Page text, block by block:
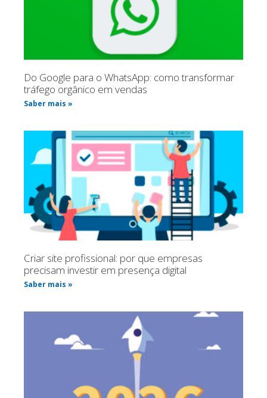
Do Google para o WhatsApp: como transformar
tráfego orgânico em vendas
Saber mais »
Criar site profissional: por que empresas
precisam investir em presença digital
Saber mais »